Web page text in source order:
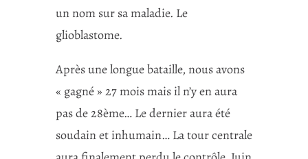
un nom sur sa maladie. Le
glioblastome.
Après une longue bataille, nous avons
« gagné » 27 mois mais il n’y en aura
pas de 28ème… Le dernier aura été
soudain et inhumain… La tour centrale